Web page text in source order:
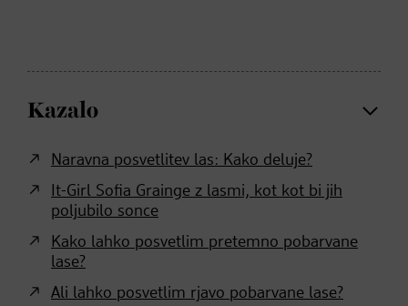
Kazalo
Naravna posvetlitev las: Kako deluje?
It-Girl Sofia Grainge z lasmi, kot kot bi jih
poljubilo sonce
Kako lahko posvetlim pretemno pobarvane
lase?
Ali lahko posvetlim rjavo pobarvane lase?